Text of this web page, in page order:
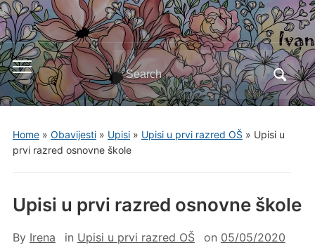
Toggle
mobile
menu
Search
for:
Home» Obavijesti» Upisi» Upisi u prvi razred OŠ » Upisi u
prvi razred osnovne škole
Upisi u prvi razred osnovne škole
By Irena in Upisi u prvi razred OŠ on 05/05/2020